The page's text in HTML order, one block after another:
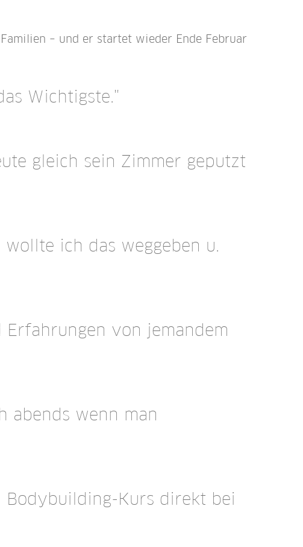
– und er startet wieder Ende Februar
Wichtigste."
gleich sein Zimmer geputzt
ich das weggeben u.
Erfahrungen von jemandem
abends wenn man
Bodybuilding-Kurs direkt bei